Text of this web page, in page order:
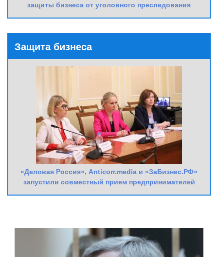
защиты бизнеса от уголовного преследования
Защита бизнеса
«Деловая Россия», Anticorr.media и «ЗаБизнес.РФ»
запустили совместный прием предпринимателей